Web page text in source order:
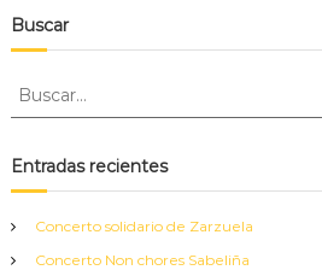
Buscar
B
c
a
:
Entradas recientes
Concerto solidario de Zarzuela
Concerto Non chores Sabeliña